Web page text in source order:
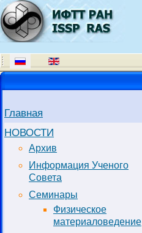
Главная
НОВОСТИ
Архив
Информация Ученого
Совета
Семинары
Физическое
материаловедение